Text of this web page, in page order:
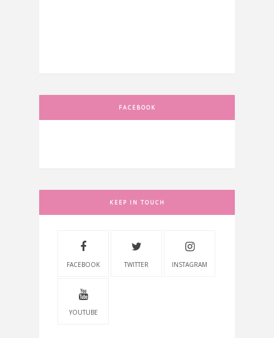
FACEBOOK
KEEP IN TOUCH
FACEBOOK TWITTER INSTAGRAM
YOUTUBE